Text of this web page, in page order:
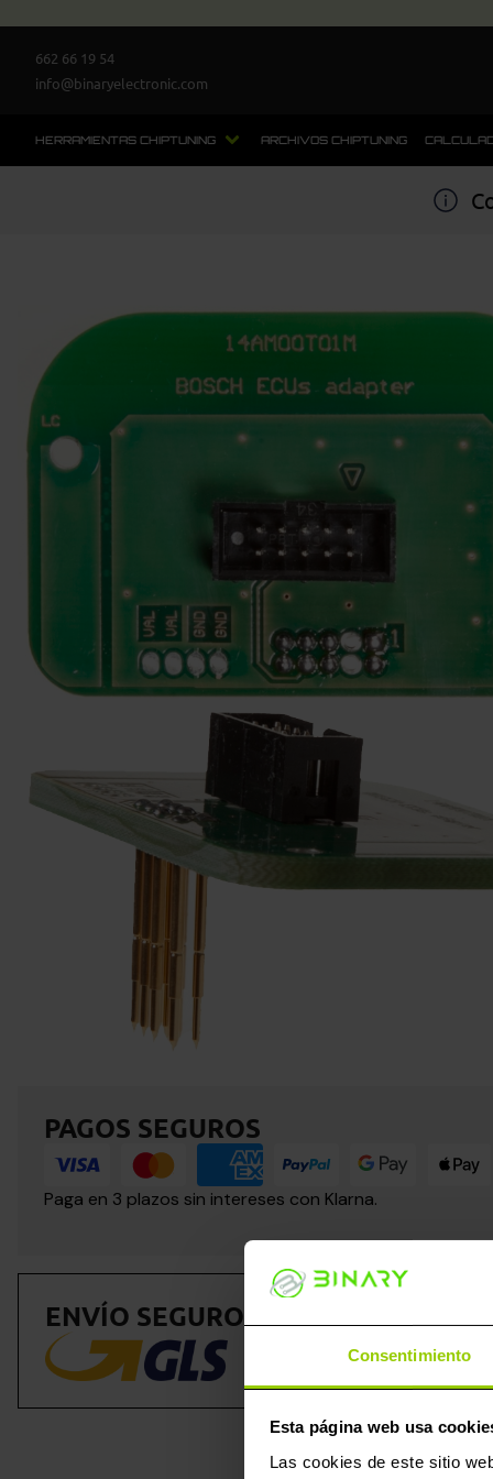
Consentimiento
Esta página web usa
Las cookies de este sitio
662 66 19 54
info@binaryelectronic.com
HERRAMIENTAS CHIPTUNING ARCHIVOS CHIPTUNING
PAGOS SEGUROS
Paga en 3 plazos sin intereses con Klarna.
ENVÍO SEGURO DE 2 A 5 DÍAS